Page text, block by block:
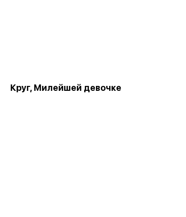
Круг, Милейшей девочке